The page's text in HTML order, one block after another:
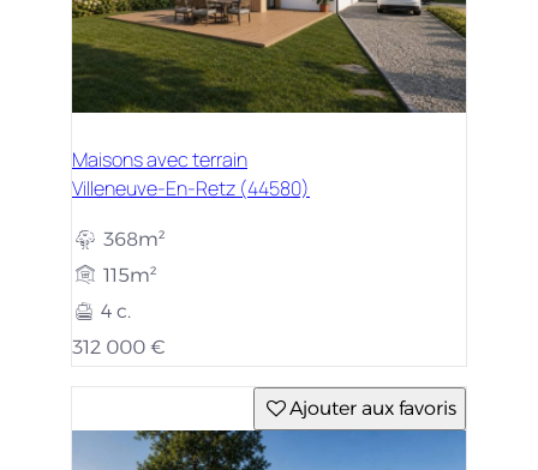
Maisons avec terrain
Villeneuve-En-Retz (44580)
368m²
115m²
4 c.
312 000 €
Ajouter aux favoris